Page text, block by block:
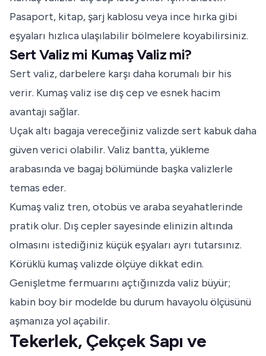
Pasaport, kitap, şarj kablosu veya ince hırka gibi
eşyaları hızlıca ulaşılabilir bölmelere koyabilirsiniz.
Sert Valiz mi Kumaş Valiz mi?
Sert valiz, darbelere karşı daha korumalı bir his
verir. Kumaş valiz ise dış cep ve esnek hacim
avantajı sağlar.
Uçak altı bagaja vereceğiniz valizde sert kabuk daha
güven verici olabilir. Valiz bantta, yükleme
arabasında ve bagaj bölümünde başka valizlerle
temas eder.
Kumaş valiz tren, otobüs ve araba seyahatlerinde
pratik olur. Dış cepler sayesinde elinizin altında
olmasını istediğiniz küçük eşyaları ayrı tutarsınız.
Körüklü kumaş valizde ölçüye dikkat edin.
Genişletme fermuarını açtığınızda valiz büyür;
kabin boy bir modelde bu durum havayolu ölçüsünü
aşmanıza yol açabilir.
Tekerlek, Çekçek Sapı ve